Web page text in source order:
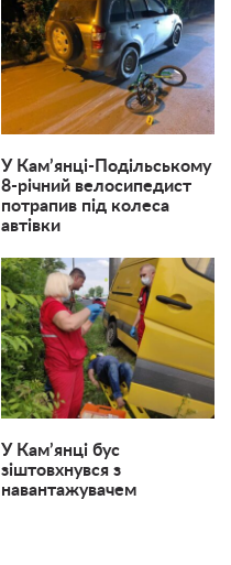
У Кам’янці-Подільському
8-річний велосипедист
потрапив під колеса
автівки
У Кам’янці бус
зіштовхнувся з
навантажувачем